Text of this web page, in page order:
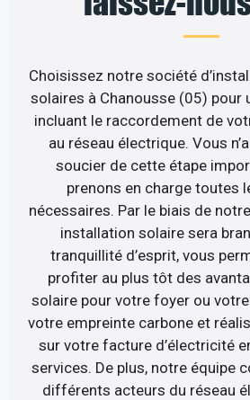
Choisissez notre société
solaires à Chanousse (05) pour
incluant le raccordement de
au réseau électrique. Vous
soucier de cette étape
prenons en charge toutes
nécessaires. Par le biais de
installation solaire sera
tranquillité d’esprit, vous
profiter au plus tôt des
solaire pour votre foyer ou
votre empreinte carbone et
sur votre facture d’électricité
services. De plus, notre équipe
différents acteurs du réseau